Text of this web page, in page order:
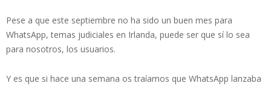
Pese a que este septiembre no ha sido un buen mes para
WhatsApp, temas judiciales en Irlanda, puede ser que sí lo sea
para nosotros, los usuarios.
Y es que si hace una semana os traíamos que WhatsApp lanzaba